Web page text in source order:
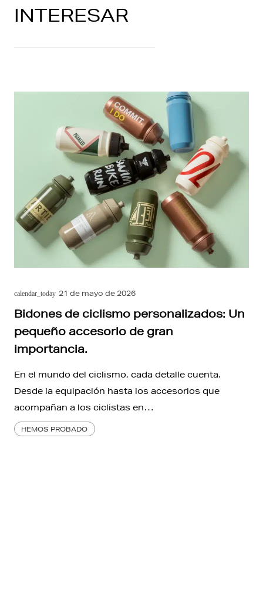
INTERESAR
calendar_today 21 de mayo de 2026
Bidones de ciclismo personalizados: Un
pequeño accesorio de gran
importancia.
En el mundo del ciclismo, cada detalle cuenta.
Desde la equipación hasta los accesorios que
acompañan a los ciclistas en…
HEMOS PROBADO